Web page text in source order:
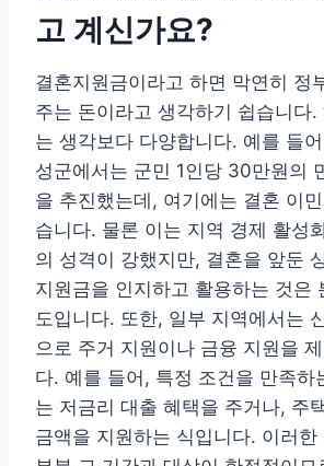
고 계신가요?
결혼지원금이라고 하면 막연히 정
주는 돈이라고 생각하기 쉽습니다.
는 생각보다 다양합니다. 예를 들
성군에서는 군민 1인당 30만원의
을 추진했는데, 여기에는 결혼 이
습니다. 물론 이는 지역 경제 활성
의 성격이 강했지만, 결혼을 앞둔
지원금을 인지하고 활용하는 것은
도입니다. 또한, 일부 지역에서는
으로 주거 지원이나 금융 지원을
다. 예를 들어, 특정 조건을 만족하
는 저금리 대출 혜택을 주거나, 주
금액을 지원하는 식입니다. 이러한